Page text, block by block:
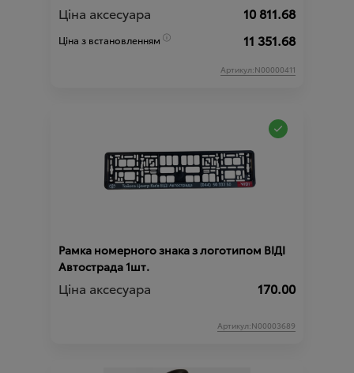
Ціна аксесуара 10 811.68
Ціна з встановленням 11 351.68
Артикул:N00000411
Рамка номерного знака з логотипом ВІДІ
Автострада 1шт.
Ціна аксесуара 170.00
Артикул:N00003689